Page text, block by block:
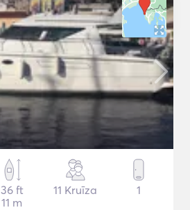
36 ft
11 m
11 Kruīza 1